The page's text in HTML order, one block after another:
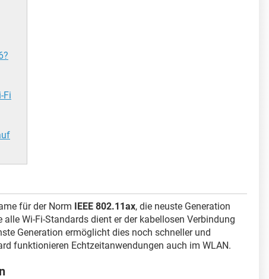
Fi
für der Norm IEEE 802.11ax, die neuste Generation
alle Wi-Fi-Standards dient er der kabellosen Verbindung
Generation ermöglicht dies noch schneller und
funktionieren Echtzeitanwendungen auch im WLAN.